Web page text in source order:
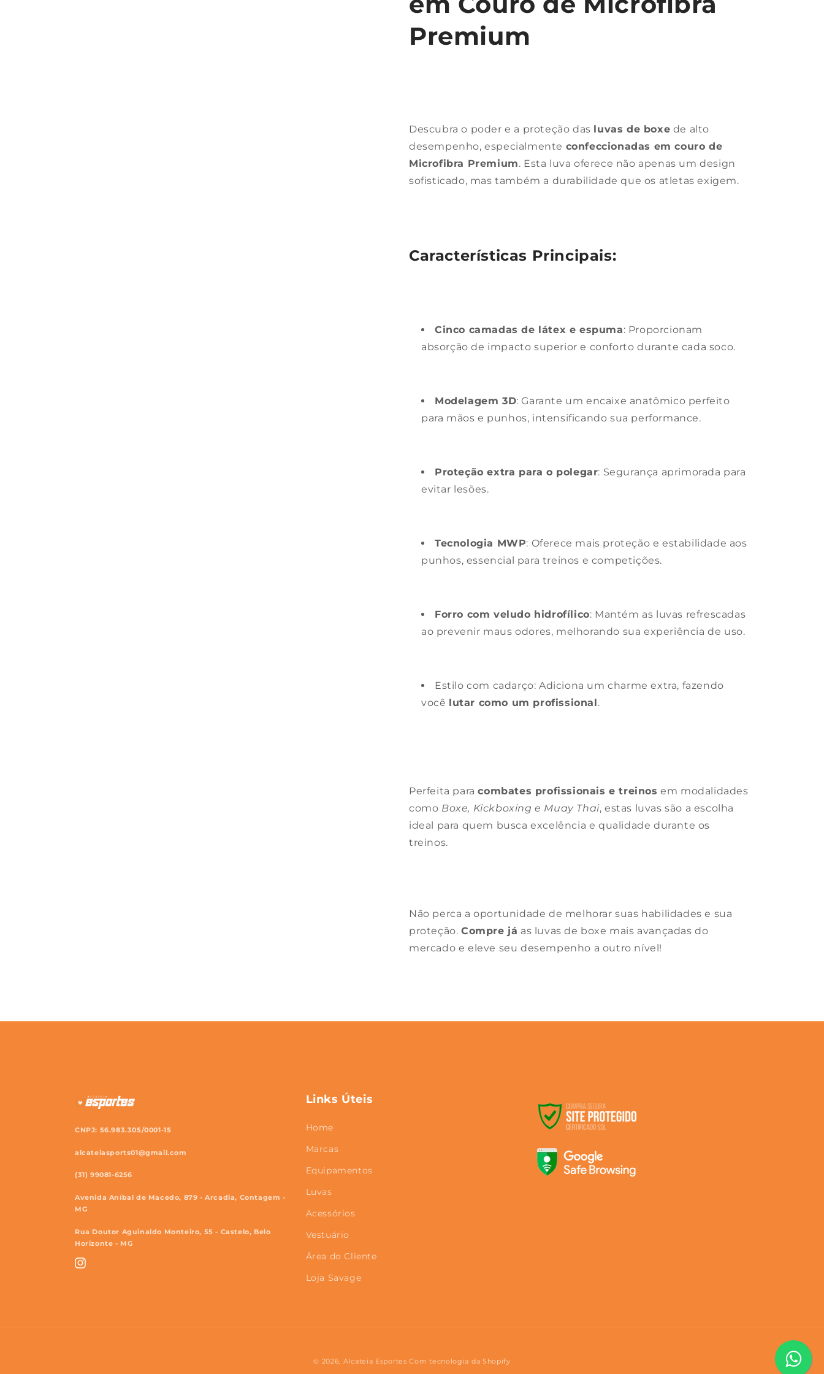
Premium
Descubra o poder e a proteção das luvas de boxe de alto
desempenho, especialmente confeccionadas em couro de
Microfibra Premium. Esta luva oferece não apenas um design
sofisticado, mas também a durabilidade que os atletas exigem.
Características Principais:
Cinco camadas de látex e espuma: Proporcionam
absorção de impacto superior e conforto durante cada soco.
Modelagem 3D: Garante um encaixe anatômico perfeito
para mãos e punhos, intensificando sua performance.
Proteção extra para o polegar: Segurança aprimorada para
evitar lesões.
Tecnologia MWP: Oferece mais proteção e estabilidade aos
punhos, essencial para treinos e competições.
Forro com veludo hidrofílico: Mantém as luvas refrescadas
ao prevenir maus odores, melhorando sua experiência de uso.
Estilo com cadarço: Adiciona um charme extra, fazendo
você lutar como um profissional.
Perfeita paracombates profissionais e treinos em modalidades
como Boxe, Kickboxing e Muay Thai, estas luvas são a escolha
ideal para quem busca excelência e qualidade durante os
treinos.
Não perca a oportunidade de melhorar suas habilidades e sua
proteção. Compre já as luvas de boxe mais avançadas do
mercado e eleve seu desempenho a outro nível!
CNPJ: 56.983.305/0001-15
alcateiasports01@gmail.com
(31) 99081-6256
Avenida Aníbal de Macedo, 879 - Arcadia, Contagem -
MG
Rua Doutor Aguinaldo Monteiro, 55 - Castelo, Belo
Horizonte - MG
Instagram
Links Úteis
Home
Marcas
Equipamentos
Luvas
Acessórios
Vestuário
Área do Cliente
Loja Savage
© 2026, Alcateia EsportesCom tecnologia da Shopify